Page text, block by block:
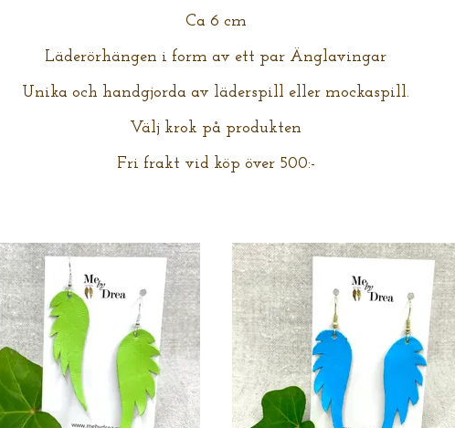
Ca 6 cm
Läderörhängen i form av ett par Änglavingar
Unika och handgjorda av läderspill eller mockaspill.
Välj krok på produkten
Fri frakt vid köp över 500:-